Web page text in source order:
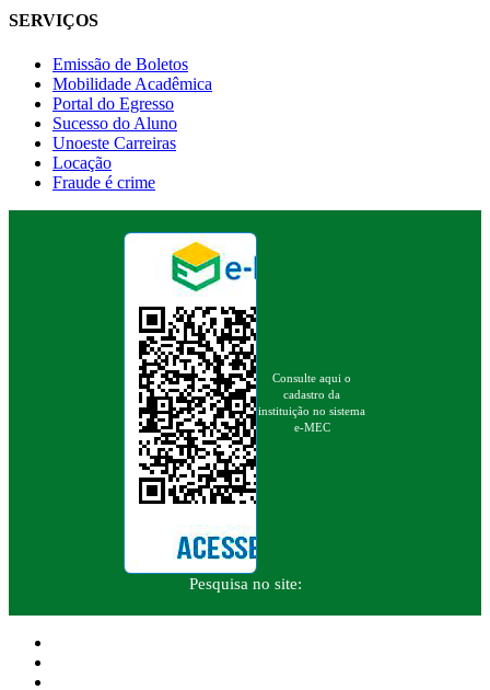
SERVIÇOS
Emissão de Boletos
Mobilidade Acadêmica
Portal do Egresso
Sucesso do Aluno
Unoeste Carreiras
Locação
Fraude é crime
Consulte aqui o
cadastro da
instituição no sistema
e-MEC
Pesquisa no site: